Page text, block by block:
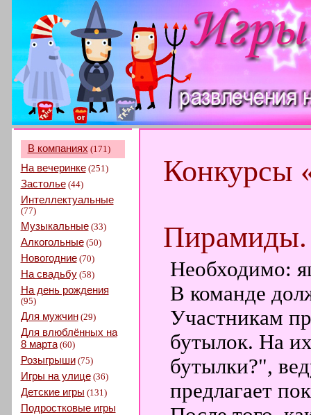
В компаниях (171)
На вечеринке(251)
Застолье(44)
Интеллектуальные
(77)
Музыкальные(33)
Алкогольные(50)
Новогодние(70)
На свадьбу(58)
На день рождения
(95)
Для мужчин(29)
Для влюблённых на
8 марта(60)
Розыгрыши(75)
Игры на улице(36)
Детские игры (131)
Подростковые игры
Конкурсы
Пирамиды.
Необходимо:
В команде
Участникам
бутылок. На
бутылки?",
предлагает